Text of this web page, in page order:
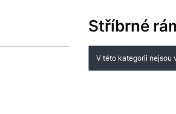
Stříbrné
Seznam
V této kategorii nejsou